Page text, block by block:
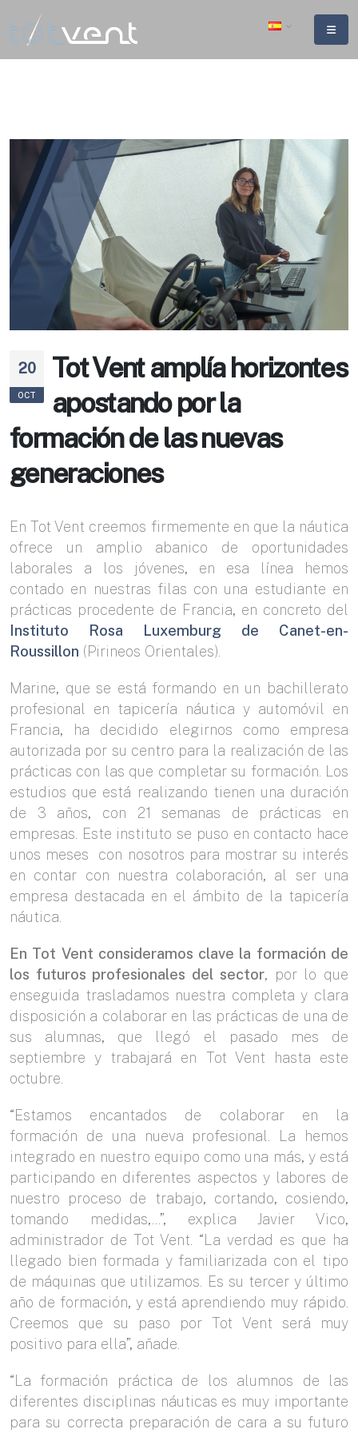
20
OCT
Tot Vent amplía horizontes
apostando por la
formación de las nuevas
generaciones
En Tot Vent creemos firmemente en que la náutica
ofrece un amplio abanico de oportunidades
laborales a los jóvenes, en esa línea hemos
contado en nuestras filas con una estudiante en
prácticas procedente de Francia, en concreto del
Instituto Rosa Luxemburg de Canet-en-
Roussillon (Pirineos Orientales).
Marine, que se está formando en un bachillerato
profesional en tapicería náutica y automóvil en
Francia, ha decidido elegirnos como empresa
autorizada por su centro para la realización de las
prácticas con las que completar su formación. Los
estudios que está realizando tienen una duración
de 3 años, con 21 semanas de prácticas en
empresas. Este instituto se puso en contacto hace
unos meses con nosotros para mostrar su interés
en contar con nuestra colaboración, al ser una
empresa destacada en el ámbito de la tapicería
náutica.
En Tot Vent consideramos clave la formación de
los futuros profesionales del sector, por lo que
enseguida trasladamos nuestra completa y clara
disposición a colaborar en las prácticas de una de
sus alumnas, que llegó el pasado mes de
septiembre y trabajará en Tot Vent hasta este
octubre.
“Estamos encantados de colaborar en la
formación de una nueva profesional. La hemos
integrado en nuestro equipo como una más, y está
participando en diferentes aspectos y labores de
nuestro proceso de trabajo, cortando, cosiendo,
tomando medidas,…”, explica Javier Vico,
administrador de Tot Vent. “La verdad es que ha
llegado bien formada y familiarizada con el tipo
de máquinas que utilizamos. Es su tercer y último
año de formación, y está aprendiendo muy rápido.
Creemos que su paso por Tot Vent será muy
positivo para ella”, añade.
“La formación práctica de los alumnos de las
diferentes disciplinas náuticas es muy importante
para su correcta preparación de cara a su futuro